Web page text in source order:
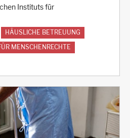
Instituts für
HÄUSLICHE BETREUUNG
MENSCHENRECHTE